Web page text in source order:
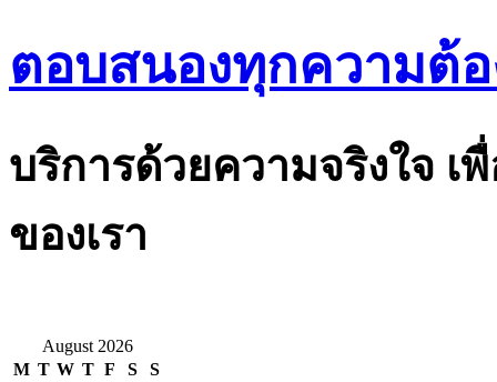
ตอบสนองทุกความต้
บริการด้วยความจริงใจ
ของเรา
August 2026
M T W T F S
S